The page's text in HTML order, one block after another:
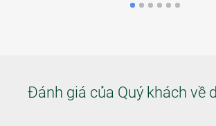
Đánh giá của Quý khách về